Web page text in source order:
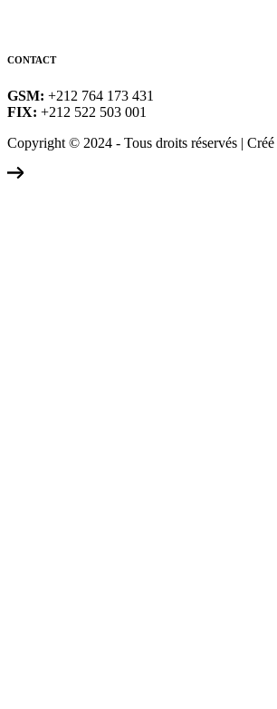
CONTACT
GSM: +212 764 173 431
FIX: +212 522 503 001
Copyright © 2024 - Tous droits réservés |